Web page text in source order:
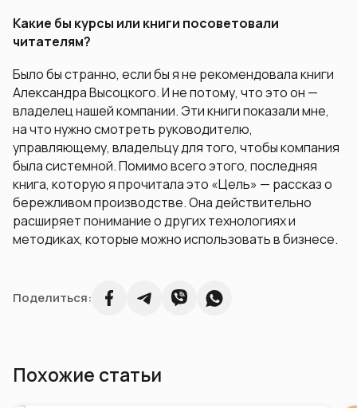
Какие бы курсы или книги посоветовали
читателям?
Было бы странно, если бы я не рекомендовала книги
Александра Высоцкого. И не потому, что это он —
владелец нашей компании. Эти книги показали мне,
на что нужно смотреть руководителю,
управляющему, владельцу для того, чтобы компания
была системной. Помимо всего этого, последняя
книга, которую я прочитала это «Цель» — рассказ о
бережливом производстве. Она действительно
расширяет понимание о других технологиях и
методиках, которые можно использовать в бизнесе.
Поделиться:
Похожие статьи